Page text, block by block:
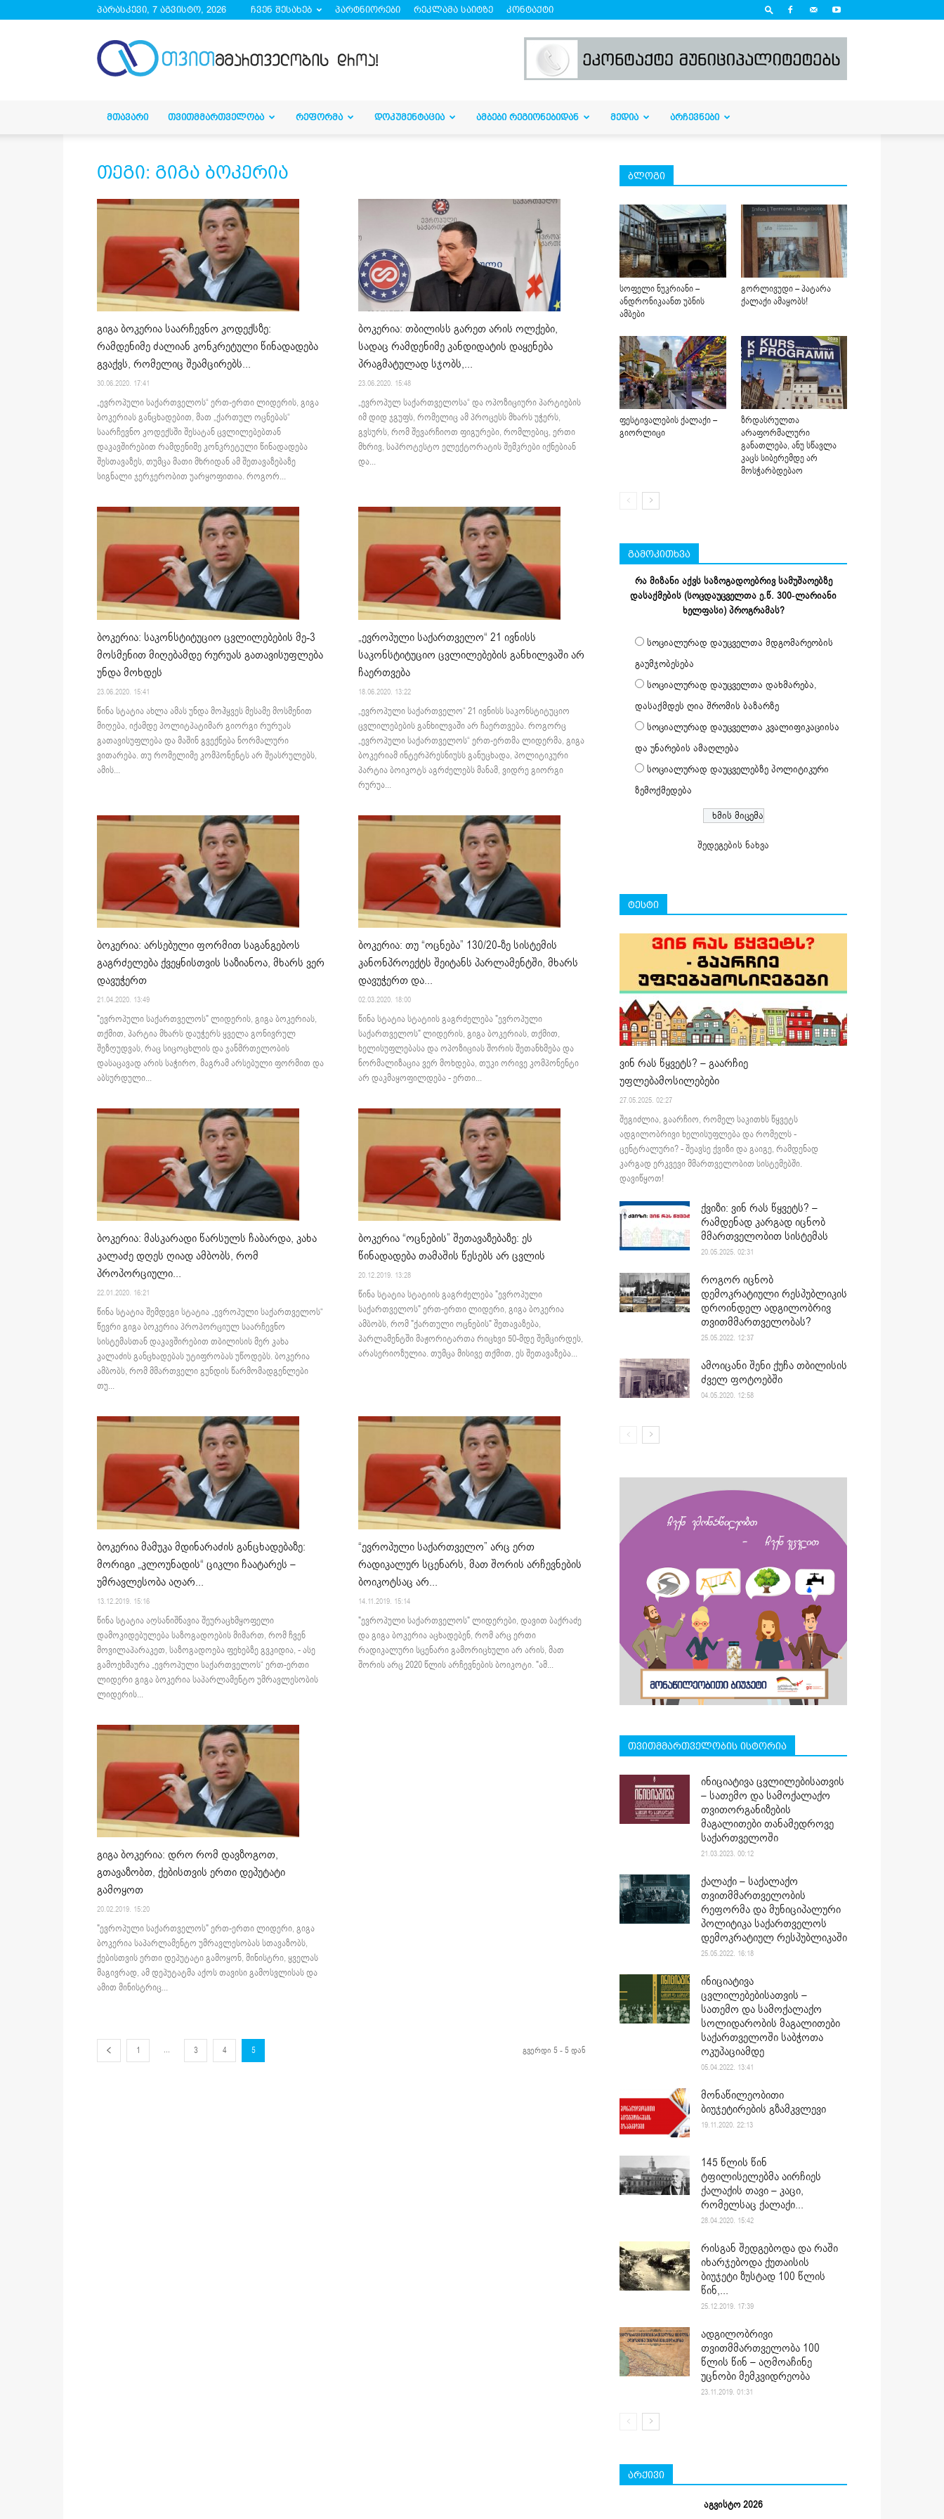
პარასკევი, 7 აგვისტო, 2026 ჩვენ შესახებ პარტნიორები რეკლამა საიტზე კონტაქტი
ᲛᲗᲐᲕᲐᲠᲘ ᲗᲕᲘᲗᲛᲛᲐᲠᲗᲕᲔᲚᲝᲑᲐ ᲠᲔᲤᲝᲠᲛᲐ ᲓᲝᲙᲣᲛᲔᲜᲢᲐᲪᲘᲐ ᲐᲛᲑᲔᲑᲘ ᲠᲔᲒᲘᲝᲜᲔᲑᲘᲓᲐᲜ ᲛᲔᲓᲘᲐ ᲐᲠᲩᲔᲕᲜᲔᲑᲘ
თეგი: გიგა ბოკერია
გიგა ბოკერია საარჩევნო კოდექსზე:
რამდენიმე ძალიან კონკრეტული წინადადება
გვაქვს, რომელიც შეამცირებს...
30.06.2020. 17:41
„ევროპული საქართველოს“ ერთ-ერთი ლიდერის, გიგა
ბოკერიას განცხადებით, მათ „ქართულ ოცნებას“
საარჩევნო კოდექსში შესატან ცვლილებებთან
დაკავშირებით რამდენიმე კონკრეტული წინადადება
შესთავაზეს, თუმცა მათი მხრიდან ამ შეთავაზებაზე
სიგნალი ჯერჯერობით უარყოფითია. როგორ...
ბოკერია: თბილისს გარეთ არის ოლქები,
სადაც რამდენიმე კანდიდატის დაყენება
პრაგმატულად სჯობს,...
23.06.2020. 15:48
„ევროპულ საქართველოსა“ და ოპოზიციური პარტიების
იმ დიდ ჯგუფს, რომელიც ამ პროცესს მხარს უჭერს,
გვსურს, რომ შევარჩიოთ ფიგურები, რომლებიც, ერთი
მხრივ, საპროტესტო ელექტორატის შემკრები იქნებიან
და...
ბოკერია: საკონსტიტუციო ცვლილებების მე-3
მოსმენით მიღებამდე რურუას გათავისუფლება
უნდა მოხდეს
23.06.2020. 15:41
წინა სტატია ახლა ამას უნდა მოჰყვეს მესამე მოსმენით
მიღება, იქამდე პოლიტპატიმარ გიორგი რურუას
გათავისუფლება და მაშინ გვექნება ნორმალური
ვითარება. თუ რომელიმე კომპონენტს არ შეასრულებს,
ამის...
„ევროპული საქართველო“ 21 ივნისს
საკონსტიტუციო ცვლილებების განხილვაში არ
ჩაერთვება
18.06.2020. 13:22
„ევროპული საქართველო“ 21 ივნისს საკონსტიტუციო
ცვლილებების განხილვაში არ ჩაერთვება. როგორც
„ევროპული საქართველოს“ ერთ-ერთმა ლიდერმა, გიგა
ბოკერიამ ინტერპრესნიუსს განუცხადა, პოლიტიკური
პარტია ბოიკოტს აგრძელებს მანამ, ვიდრე გიორგი
რურუა...
ბოკერია: არსებული ფორმით საგანგებოს
გაგრძელება ქვეყნისთვის საზიანოა, მხარს ვერ
დავუჭერთ
21.04.2020. 13:49
"ევროპული საქართველოს" ლიდერის, გიგა ბოკერიას,
თქმით, პარტია მხარს დაუჭერს ყველა გონივრულ
შეზღუდვას, რაც სიცოცხლის და ჯანმრთელობის
დასაცავად არის საჭირო, მაგრამ არსებული ფორმით და
აბსურდული...
ბოკერია: თუ “ოცნება” 130/20-ზე სისტემის
კანონპროექტს შეიტანს პარლამენტში, მხარს
დავუჭერთ და...
02.03.2020. 18:00
წინა სტატია სტატიის გაგრძელება "ევროპული
საქართველოს" ლიდერის, გიგა ბოკერიას, თქმით,
ხელისუფლებასა და ოპოზიციას შორის შეთანხმება და
ნორმალიზაცია ვერ მოხდება, თუკი ორივე კომპონენტი
არ დაკმაყოფილდება - ერთი...
ბოკერია: მასკარადი წარსულს ჩაბარდა, კახა
კალაძე დღეს ღიად ამბობს, რომ
პროპორციული...
22.01.2020. 16:21
წინა სტატია შემდეგი სტატია „ევროპული საქართველოს“
წევრი გიგა ბოკერია პროპორციულ საარჩევნო
სისტემასთან დაკავშირებით თბილისის მერ კახა
კალაძის განცხადებას უტიფრობას უწოდებს. ბოკერია
ამბობს, რომ მმართველი გუნდის წარმომადგენლები
თუ...
ბოკერია “ოცნების” შეთავაზებაზე: ეს
წინადადება თამაშის წესებს არ ცვლის
20.12.2019. 13:28
წინა სტატია სტატიის გაგრძელება "ევროპული
საქართველოს" ერთ-ერთი ლიდერი, გიგა ბოკერია
ამბობს, რომ "ქართული ოცნების" შეთავაზება,
პარლამენტში მაჟორიტართა რიცხვი 50-მდე შემცირდეს,
არასერიოზულია. თუმცა მისივე თქმით, ეს შეთავაზება...
ბოკერია მამუკა მდინარაძის განცხადებაზე:
მორიგი „კლოუნადის“ ციკლი ჩაატარეს –
უმრავლესობა აღარ...
13.12.2019. 15:16
წინა სტატია აღსანიშნავია შეურაცხმყოფელი
დამოკიდებულება საზოგადოების მიმართ, რომ ჩვენ
მოვილაპარაკეთ, საზოგადოება ფეხებზე გვკიდია, - ასე
გამოეხმაურა „ევროპული საქართველოს“ ერთ-ერთი
ლიდერი გიგა ბოკერია საპარლამენტო უმრავლესობის
ლიდერის...
“ევროპული საქართველო” არც ერთ
რადიკალურ სცენარს, მათ შორის არჩევნების
ბოიკოტსაც არ...
14.11.2019. 15:14
"ევროპული საქართველოს" ლიდერები, დავით ბაქრაძე
და გიგა ბოკერია აცხადებენ, რომ არც ერთი
რადიკალური სცენარი გამორიცხული არ არის, მათ
შორის არც 2020 წლის არჩევნების ბოიკოტი. "ამ...
გიგა ბოკერია: დრო რომ დავზოგოთ,
გთავაზობთ, ქებისთვის ერთი დეპუტატი
გამოყოთ
20.02.2019. 15:20
"ევროპული საქართველოს" ერთ-ერთი ლიდერი, გიგა
ბოკერია საპარლამენტო უმრავლესობას სთავაზობს,
ქებისთვის ერთი დეპუტატი გამოყონ, მინისტრი, ყველას
მაგივრად, ამ დეპუტატმა აქოს თავისი გამოსვლისას და
ამით მინისტრიც...
1 ... 3 4 5 გვერდი 5 - 5 დან
ბლოგი
სოფელი ნუკრიანი –
ანდრონიკაანთ უბნის
ამბები
გორლივუდი – პატარა
ქალაქი ამაყობს!
ფესტივალების ქალაქი –
გიორლიცი
ზრდასრულთა
არაფორმალური
განათლება, ანუ სწავლა
კაცს სიბერემდე არ
მოსჭარბდებაო
გამოკითხვა
რა მიზანი აქვს საზოგადოებრივ სამუშაოებზე
დასაქმების (სოცდაუცველთა ე.წ. 300-ლარიანი
ხელფასი) პროგრამას?
სოციალურად დაუცველთა მდგომარეობის
გაუმჯობესება
სოციალურად დაუცველთა დახმარება,
დასაქმდეს ღია შრომის ბაზარზე
სოციალურად დაუცველთა კვალიფიკაციისა
და უნარების ამაღლება
სოციალურად დაუცველებზე პოლიტიკური
ზემოქმედება
შედეგების ნახვა
ტესტი
ვინ რას წყვეტს? – გაარჩიე
უფლებამოსილებები
27.05.2025. 02:27
შეგიძლია, გაარჩიო, რომელ საკითხს წყვეტს
ადგილობრივი ხელისუფლება და რომელს -
ცენტრალური? - შეავსე ქვიზი და გაიგე, რამდენად
კარგად ერკვევი მმართველობით სისტემებში.
დავიწყოთ!
ქვიზი: ვინ რას წყვეტს? –
რამდენად კარგად იცნობ
მმართველობით სისტემას
20.05.2025. 02:31
როგორ იცნობ
დემოკრატიული რესპუბლიკის
დროინდელ ადგილობრივ
თვითმმართველობას?
25.05.2022. 12:37
ამოიცანი შენი ქუჩა თბილისის
ძველ ფოტოებში
04.05.2020. 12:58
თვითმმართველობის ისტორია
ინიციატივა ცვლილებისათვის
– სათემო და სამოქალაქო
თვითორგანიზების
მაგალითები თანამედროვე
საქართველოში
21.03.2023. 00:12
ქალაქი – საქალაქო
თვითმმართველობის
რეფორმა და მუნიციპალური
პოლიტიკა საქართველოს
დემოკრატიულ რესპუბლიკაში
25.05.2022. 16:18
ინიციატივა
ცვლილებებისათვის –
სათემო და სამოქალაქო
სოლიდარობის მაგალითები
საქართველოში საბჭოთა
ოკუპაციამდე
05.04.2022. 13:41
მონაწილეობითი
ბიუჯეტირების გზამკვლევი
19.11.2020. 22:13
145 წლის წინ
ტფილისელებმა აირჩიეს
ქალაქის თავი – კაცი,
რომელსაც ქალაქი...
28.04.2020. 15:42
რისგან შედგებოდა და რაში
იხარჯებოდა ქუთაისის
ბიუჯეტი ზუსტად 100 წლის
წინ,...
25.12.2019. 17:39
ადგილობრივი
თვითმმართველობა 100
წლის წინ – აღმოაჩინე
უცნობი მემკვიდრეობა
23.11.2019. 01:31
არქივი
აგვისტო 2026